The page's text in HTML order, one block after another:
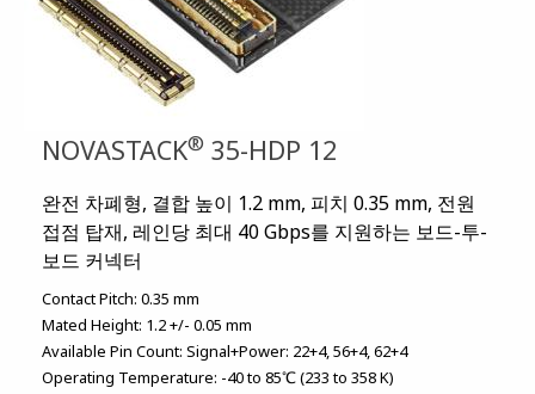
NOVASTACK® 35-HDP 12
완전 차폐형, 결합 높이 1.2 mm, 피치 0.35 mm, 전원
접점 탑재, 레인당 최대 40 Gbps를 지원하는 보드-투-
보드 커넥터
Contact Pitch: 0.35 mm
Mated Height: 1.2 +/- 0.05 mm
Available Pin Count: Signal+Power: 22+4, 56+4, 62+4
Operating Temperature: -40 to 85℃ (233 to 358 K)